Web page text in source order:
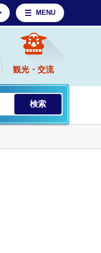
MENU
観光・交流